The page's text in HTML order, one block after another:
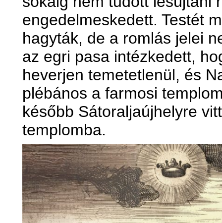
engedelmeskedett. Testét
hagyták, de a romlás jelei
az egri pasa intézkedett,
heverjen temetetlenül, és
plébános a farmosi
később Sátoraljaújhelyre
templomba.